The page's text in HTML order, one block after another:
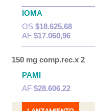
IOMA
OS $18.625,68
AF $17.060,96
150 mg comp.rec.x 2
PAMI
AF $28.606,22